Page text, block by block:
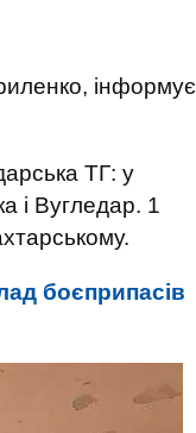
інформує
ТГ: у
і Вугледар. 1
боєприпасів